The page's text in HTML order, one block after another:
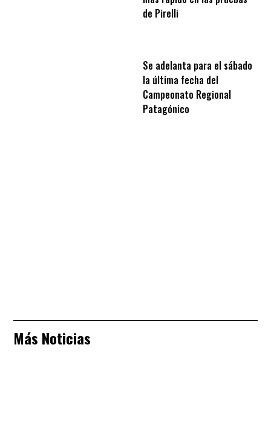
de Pirelli
Se adelanta para el sábado
la última fecha del
Campeonato Regional
Patagónico
Más Noticias